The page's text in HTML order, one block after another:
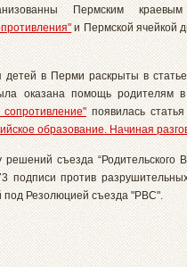
Пермским краевым
и Пермской ячейкой
детей в Перми раскрыты в
оказана помощь родителям в
сопротивление"появилась
образование. Начиная
съезда “Родительского
подписи против
под Резолюцией съезда "РВС".